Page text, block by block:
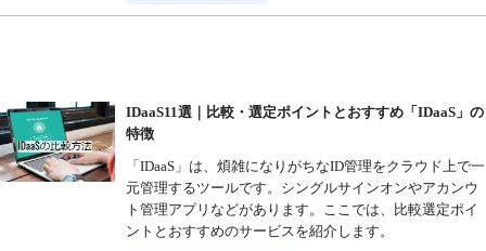
IDaaS11選｜比較・選定ポイントとおすすめ「IDaaS」の
特徴
「IDaaS」は、煩雑になりがちなID管理をクラウド上で一
元管理するツールです。シングルサインオンやアカンウ
ト管理アプリなどがあります。ここでは、比較選定ポイ
ントとおすすめのサービスを紹介します。